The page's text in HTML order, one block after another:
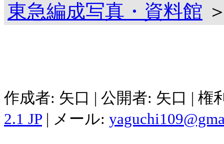
東急編成写真・資料館
作成者: 矢口 | 公開者: 矢口 |
2.1 JP | メール: